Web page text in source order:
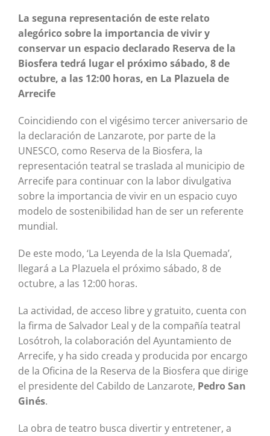
La seguna representación de este relato
alegórico sobre la importancia de vivir y
conservar un espacio declarado Reserva de la
Biosfera tedrá lugar el próximo sábado, 8 de
octubre, a las 12:00 horas, en La Plazuela de
Arrecife
Coincidiendo con el vigésimo tercer aniversario de
la declaración de Lanzarote, por parte de la
UNESCO, como Reserva de la Biosfera, la
representación teatral se traslada al municipio de
Arrecife para continuar con la labor divulgativa
sobre la importancia de vivir en un espacio cuyo
modelo de sostenibilidad han de ser un referente
mundial.
De este modo, ‘La Leyenda de la Isla Quemada’,
llegará a La Plazuela el próximo sábado, 8 de
octubre, a las 12:00 horas.
La actividad, de acceso libre y gratuito, cuenta con
la firma de Salvador Leal y de la compañía teatral
Losótroh, la colaboración del Ayuntamiento de
Arrecife, y ha sido creada y producida por encargo
de la Oficina de la Reserva de la Biosfera que dirige
el presidente del Cabildo de Lanzarote, Pedro San
Ginés.
La obra de teatro busca divertir y entretener, a